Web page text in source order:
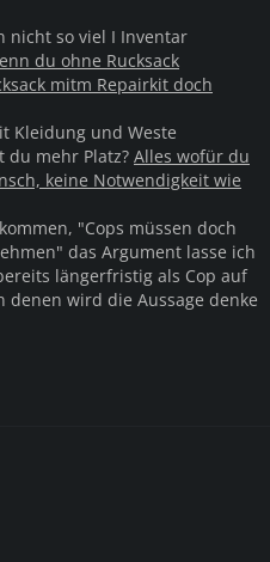
nicht so viel I Inventar
du ohne Rucksack
mitm Repairkit doch
Kleidung und Weste
mehr Platz? Alles wofür du
keine Notwendigkeit wie
"Cops müssen doch
das Argument lasse ich
längerfristig als Cop auf
denen wird die Aussage denke